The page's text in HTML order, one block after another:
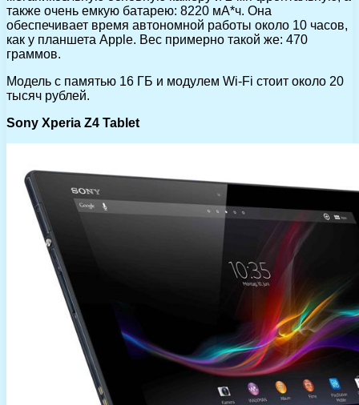
также очень емкую батарею: 8220 мА*ч. Она
обеспечивает время автономной работы около 10 часов,
как у планшета Apple. Вес примерно такой же: 470
граммов.
Модель с памятью 16 ГБ и модулем Wi-Fi стоит около 20
тысяч рублей.
Sony Xperia Z4 Tablet